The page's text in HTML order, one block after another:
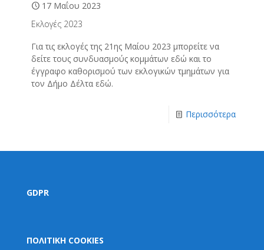
17 Μαΐου 2023
Εκλογές 2023
Για τις εκλογές της 21ης Μαίου 2023 μπορείτε να
δείτε τους συνδυασμούς κομμάτων εδώ και το
έγγραφο καθορισμού των εκλογικών τμημάτων για
τον Δήμο Δέλτα εδώ.
Περισσότερα
GDPR
ΠΟΛΙΤΙΚΗ COOKIES